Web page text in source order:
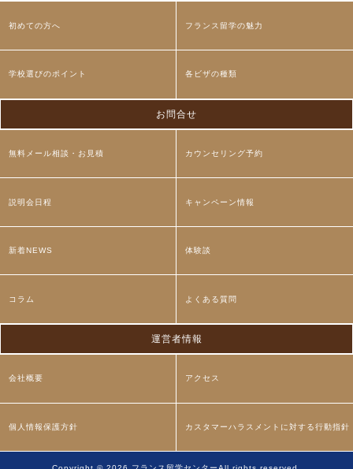
初めての方へ フランス留学の魅力
学校選びのポイント 各ビザの種類
お問合せ
無料メール相談・お見積 カウンセリング予約
説明会日程 キャンペーン情報
新着NEWS 体験談
コラム よくある質問
運営者情報
会社概要 アクセス
個人情報保護方針 カスタマーハラスメントに対する行動指針